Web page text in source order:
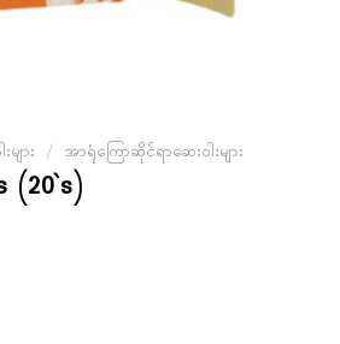
ျား / အာရုံကြောဆိုင်ရာဆေးဝါးများ
(20`s)